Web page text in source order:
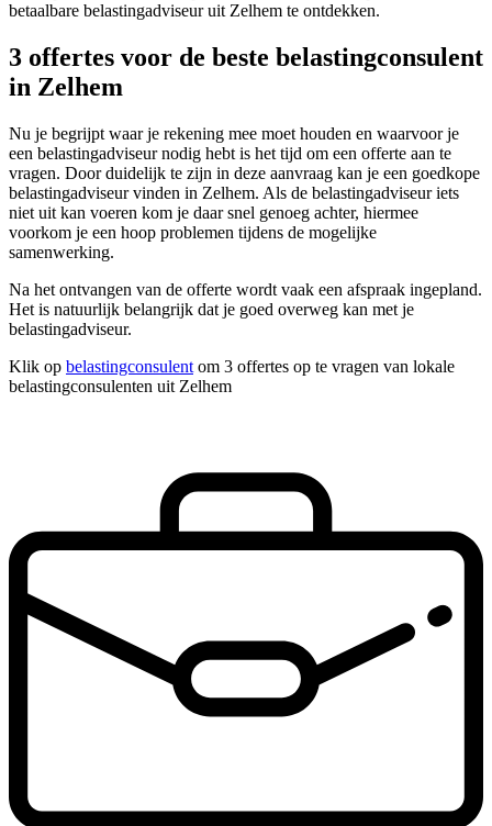
betaalbare belastingadviseur uit Zelhem te ontdekken.
3 offertes voor de beste belastingconsulent
in Zelhem
Nu je begrijpt waar je rekening mee moet houden en waarvoor je
een belastingadviseur nodig hebt is het tijd om een offerte aan te
vragen. Door duidelijk te zijn in deze aanvraag kan je een goedkope
belastingadviseur vinden in Zelhem. Als de belastingadviseur iets
niet uit kan voeren kom je daar snel genoeg achter, hiermee
voorkom je een hoop problemen tijdens de mogelijke
samenwerking.
Na het ontvangen van de offerte wordt vaak een afspraak ingepland.
Het is natuurlijk belangrijk dat je goed overweg kan met je
belastingadviseur.
Klik op belastingconsulent om 3 offertes op te vragen van lokale
belastingconsulenten uit Zelhem